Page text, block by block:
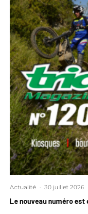
Actualité · 30 juillet 2026
Le nouveau numéro est